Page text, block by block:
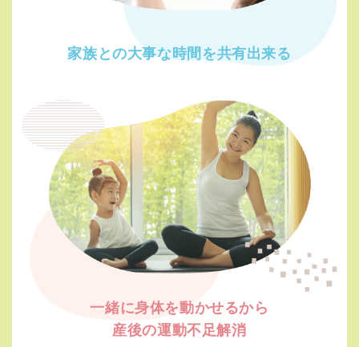
家族との大事な時間を共有出来る
一緒に身体を動かせるから
産後の運動不足解消